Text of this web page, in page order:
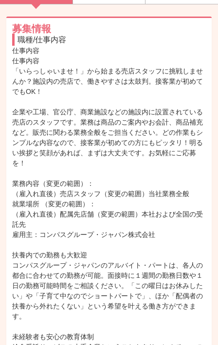
顧客 女性
棚卸実績報告
募集情報
職種/仕事内容
仕事内容
仕事内容
「いらっしゃいませ！」から始まる売店スタッフに挑戦しませ
んか？施設内の売店で、働きやすさは太鼓判。接客業が初めて
でもOK！
企業や工場、官公庁、商業施設などの施設内に設置されている
売店のスタッフです。業務は商品のご案内やお会計、商品補充
など。販売に関わる業務全般をご担当ください。どの作業もシ
ンプルな内容なので、接客業が初めての方にもピッタリ！明る
い挨拶と笑顔があれば、まずは大丈夫です。お気軽にご応募
を！
業務内容（変更の範囲）：
（雇入れ直後）売店スタッフ（変更の範囲）当社業務全般
就業場所 （変更の範囲）：
（雇入れ直後）配属先店舗（変更の範囲）本社および全国の受
託先
雇用主：コンパスグループ・ジャパン株式会社
扶養内での勤務も大歓迎
コンパスグループ・ジャパンのアルバイト・パートは、各人の
都合に合わせての勤務が可能。面接時に１週間の勤務日数や１
日の勤務可能時間をご相談ください。「この曜日はお休みした
い」や「子育て中なのでショートパートで」、ほか「配偶者の
扶養から外れたくない」という希望を叶える働き方ができま
す。
未経験者も安心の教育体制